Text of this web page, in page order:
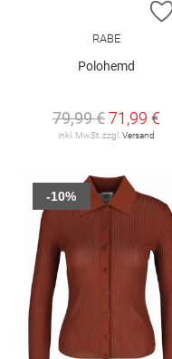
RABE
Polohemd
79,99 €71,99 €
inkl. MwSt. zzgl. Versand
-10%